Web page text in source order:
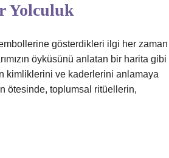
Yolculuk
gösterdikleri ilgi her zaman
öyküsünü anlatan bir harita gibi
kimliklerini ve kaderlerini anlamaya
ötesinde, toplumsal ritüellerin,